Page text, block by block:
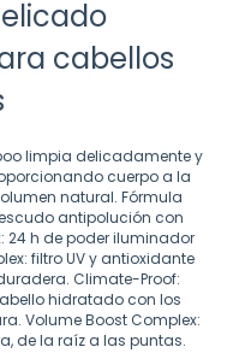
cabellos
limpia delicadamente y
cuerpo a la
natural. Fórmula
antipolución con
24 h de poder iluminador
filtro UV y antioxidante
Climate-Proof:
hidratado con los
Volume Boost Complex:
de la raíz a las puntas.